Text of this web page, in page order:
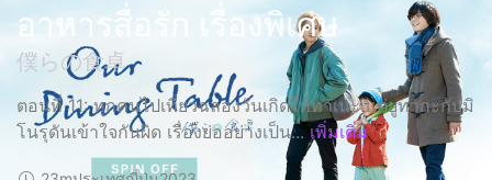
อาหารสื่อรัก เรื่องพิเศษ
僕らの食卓
ตอนที่ 11: ทุกคนไปเที่ยวฉลองวันเกิดให้ทาเนะ แต่ยูทากะกับมิ
โนรุดันเข้าใจกันผิด เรื่องย่ออย่างเป็น... เพิ่มเติม